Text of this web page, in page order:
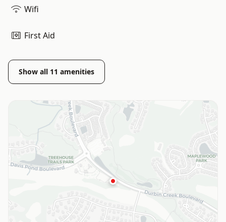
Wifi
First Aid
Show all 11 amenities